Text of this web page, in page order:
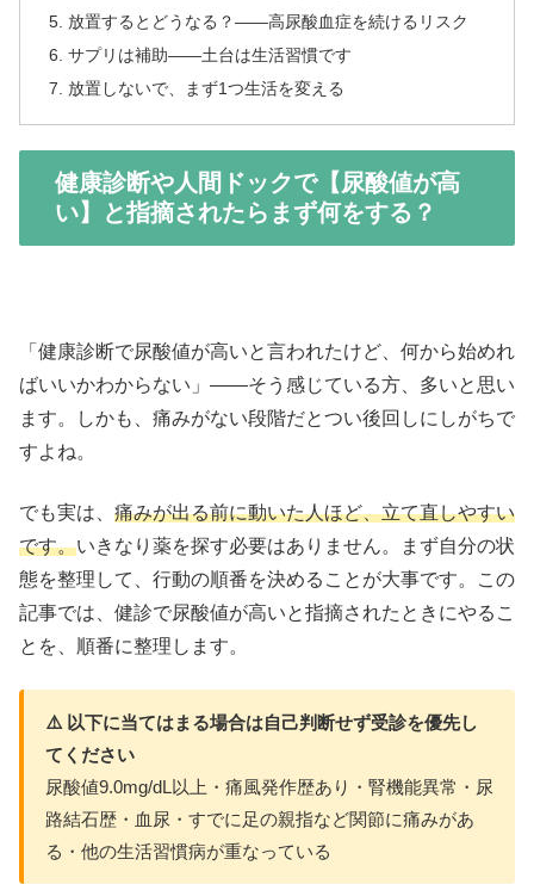
放置するとどうなる？——高尿酸血症を続けるリスク
サプリは補助——土台は生活習慣です
放置しないで、まず1つ生活を変える
健康診断や人間ドックで【尿酸値が高
い】と指摘されたらまず何をする？
「健康診断で尿酸値が高いと言われたけど、何から始めれ
ばいいかわからない」——そう感じている方、多いと思い
ます。しかも、痛みがない段階だとつい後回しにしがちで
すよね。
でも実は、 痛みが出る前に動いた人ほど、立て直しやすい
です。いきなり薬を探す必要はありません。まず自分の状
態を整理して、行動の順番を決めることが大事です。この
記事では、健診で尿酸値が高いと指摘されたときにやるこ
とを、順番に整理します。
⚠️ 以下に当てはまる場合は自己判断せず受診を優先し
てください
尿酸値9.0mg/dL以上・痛風発作歴あり・腎機能異常・尿
路結石歴・血尿・すでに足の親指など関節に痛みがあ
る・他の生活習慣病が重なっている